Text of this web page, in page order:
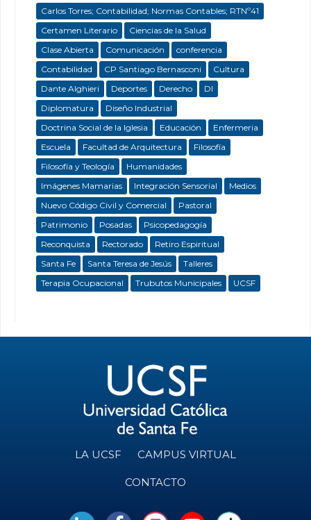
Carlos Torres; Contabilidad; Normas Contables; RTNº41
Certamen Literario
Ciencias de la Salud
Clase Abierta
Comunicación
conferencia
Contabilidad
CP Santiago Bernasconi
Cultura
Dante Alghieri
Deportes Derecho
DI
Diplomatura
Diseño Industrial
Doctrina Social de la Iglesia
Educación
Enfermeria
Escuela
Facultad de Arquitectura
Filosofía
Filosofía y Teología
Humanidades
Imágenes Mamarias
Integración Sensorial
Medios
Nuevo Código Civil y Comercial
Pastoral
Patrimonio
Posadas
Psicopedagogía
Reconquista
Rectorado
Retiro Espiritual
Santa Fe
Santa Teresa de Jesús
Talleres
Terapia Ocupacional
Trubutos Municipales UCSF
LA UCSF CAMPUS VIRTUAL
CONTACTO